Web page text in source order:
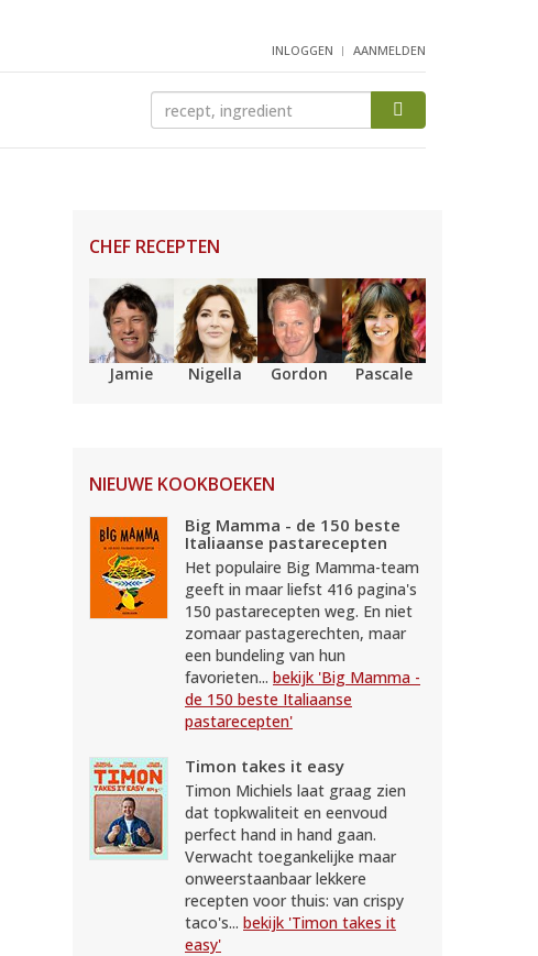
INLOGGEN AANMELDEN
CHEF RECEPTEN
Jamie Nigella Gordon Pascale
NIEUWE KOOKBOEKEN
Big Mamma - de 150 beste
Italiaanse pastarecepten
Het populaire Big Mamma-team
geeft in maar liefst 416 pagina's
150 pastarecepten weg. En niet
zomaar pastagerechten, maar
een bundeling van hun
favorieten... bekijk 'Big Mamma -
de 150 beste Italiaanse
pastarecepten'
Timon takes it easy
Timon Michiels laat graag zien
dat topkwaliteit en eenvoud
perfect hand in hand gaan.
Verwacht toegankelijke maar
onweerstaanbaar lekkere
recepten voor thuis: van crispy
taco's... bekijk 'Timon takes it
easy'